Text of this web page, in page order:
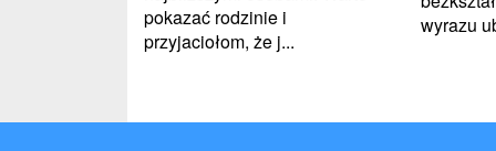
pokazać rodzinie i
przyjaciołom, że j...
wyrazu